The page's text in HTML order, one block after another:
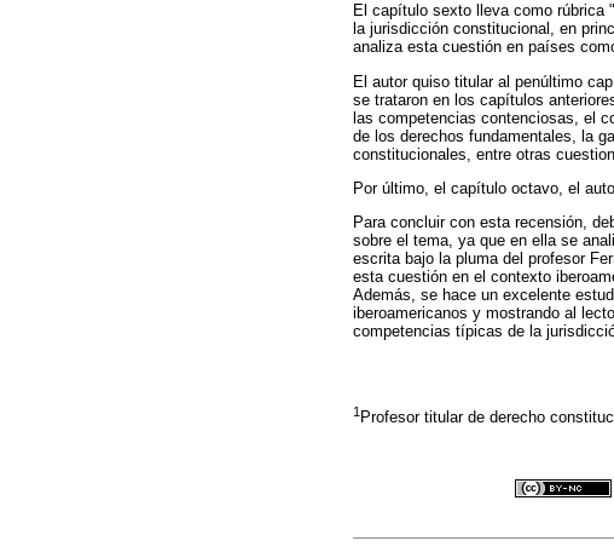
El capítulo sexto lleva como rúbrica
la jurisdicción constitucional, en
analiza esta cuestión en países
El autor quiso titular al penúltimo
se trataron en los capítulos
las competencias contenciosas, el
de los derechos fundamentales, la
constitucionales, entre otras
Por último, el capítulo octavo, el
Para concluir con esta recensión,
sobre el tema, ya que en ella se
escrita bajo la pluma del profesor
esta cuestión en el contexto
Además, se hace un excelente
iberoamericanos y mostrando al
competencias típicas de la
1 Profesor titular de derecho